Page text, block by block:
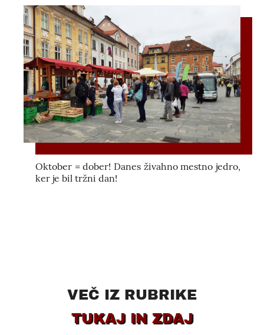
Oktober = dober! Danes živahno mestno jedro,
ker je bil tržni dan!
VEČ IZ RUBRIKE
TUKAJ IN ZDAJ